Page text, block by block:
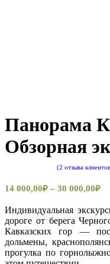
Панорама
Обзорная
5.00из 5 на
опроса
2
пользователей
(2 отзыва
14 000,00₽ – 30 000,00₽
Индивидуальная
дороге от берега
Кавказских гор —
дольмены,
прогулка по